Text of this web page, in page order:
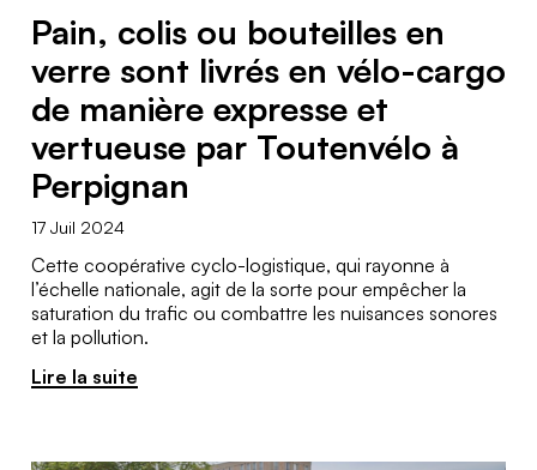
Pain, colis ou bouteilles en
verre sont livrés en vélo-cargo
de manière expresse et
vertueuse par Toutenvélo à
Perpignan
17 Juil 2024
Cette coopérative cyclo-logistique, qui rayonne à
l’échelle nationale, agit de la sorte pour empêcher la
saturation du trafic ou combattre les nuisances sonores
et la pollution.
Lire la suite